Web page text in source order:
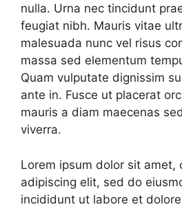
nulla. Urna nec tincidunt
feugiat nibh. Mauris vitae
malesuada nunc vel risus
massa sed elementum
Quam vulputate dignissim
ante in. Fusce ut placerat
mauris a diam maecenas
viverra.
Lorem ipsum dolor sit amet,
adipiscing elit, sed do
incididunt ut labore et